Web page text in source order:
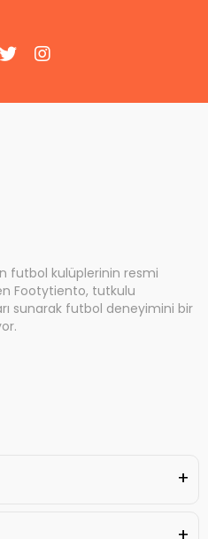
futbol kulüplerinin resmi
Footytiento, tutkulu
sunarak futbol deneyimini bir